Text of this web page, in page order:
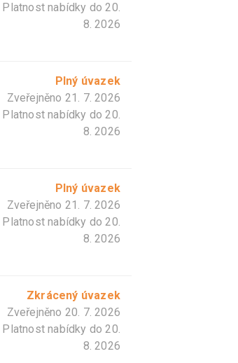
Platnost nabídky do 20.
8. 2026
Plný úvazek
Zveřejněno 21. 7. 2026
Platnost nabídky do 20.
8. 2026
Plný úvazek
Zveřejněno 21. 7. 2026
Platnost nabídky do 20.
8. 2026
Zkrácený úvazek
Zveřejněno 20. 7. 2026
Platnost nabídky do 20.
8. 2026